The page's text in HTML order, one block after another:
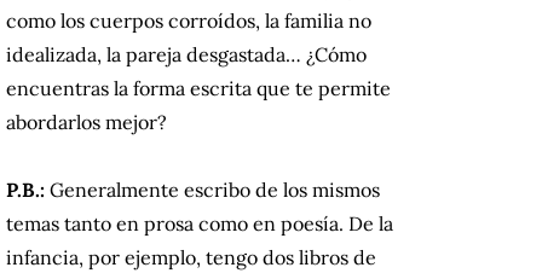
como los cuerpos corroídos, la familia no
idealizada, la pareja desgastada… ¿Cómo
encuentras la forma escrita que te permite
abordarlos mejor?
P.B.: Generalmente escribo de los mismos
temas tanto en prosa como en poesía. De la
infancia, por ejemplo, tengo dos libros de